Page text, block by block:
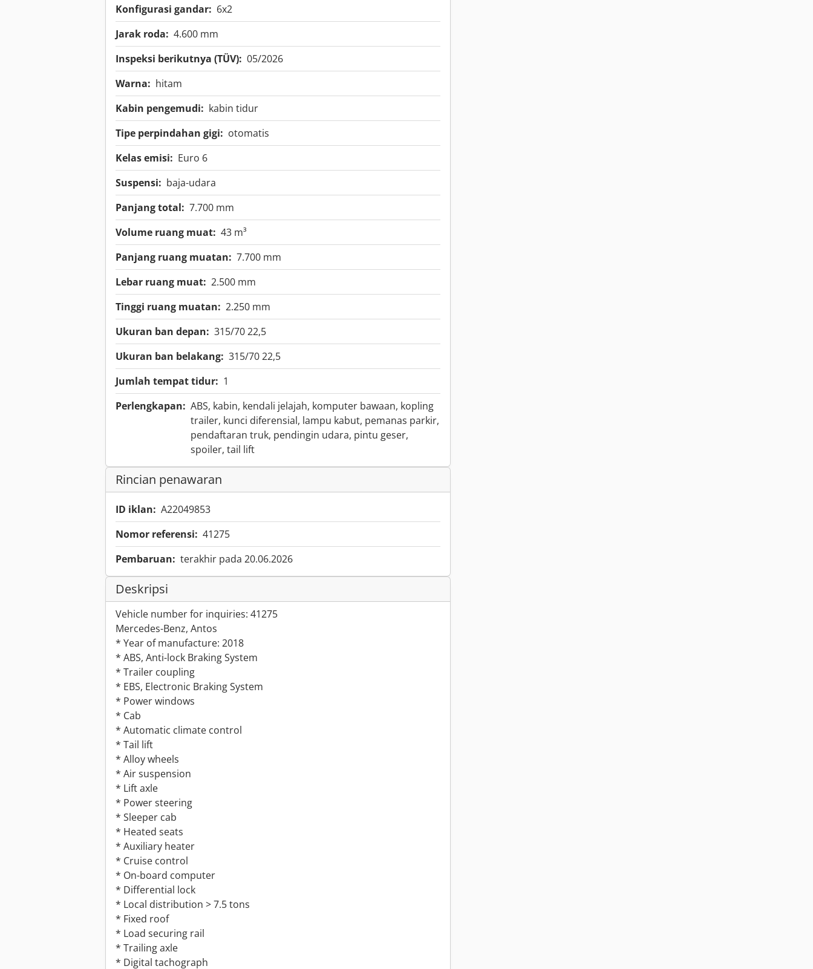
Konfigurasi gandar: 6x2
Jarak roda: 4.600 mm
Inspeksi berikutnya (TÜV): 05/2026
Warna: hitam
Kabin pengemudi: kabin tidur
Tipe perpindahan gigi: otomatis
Kelas emisi: Euro 6
Suspensi: baja-udara
Panjang total: 7.700 mm
Volume ruang muat: 43 m³
Panjang ruang muatan: 7.700 mm
Lebar ruang muat: 2.500 mm
Tinggi ruang muatan: 2.250 mm
Ukuran ban depan: 315/70 22,5
Ukuran ban belakang: 315/70 22,5
Jumlah tempat tidur: 1
Perlengkapan: ABS, kabin, kendali jelajah, komputer bawaan, kopling
trailer, kunci diferensial, lampu kabut, pemanas parkir,
pendaftaran truk, pendingin udara, pintu geser,
spoiler, tail lift
Rincian penawaran
ID iklan: A22049853
Nomor referensi: 41275
Pembaruan: terakhir pada 20.06.2026
Deskripsi
Vehicle number for inquiries: 41275
Mercedes-Benz, Antos
* Year of manufacture: 2018
* ABS, Anti-lock Braking System
* Trailer coupling
* EBS, Electronic Braking System
* Power windows
* Cab
* Automatic climate control
* Tail lift
* Alloy wheels
* Air suspension
* Lift axle
* Power steering
* Sleeper cab
* Heated seats
* Auxiliary heater
* Cruise control
* On-board computer
* Differential lock
* Local distribution > 7.5 tons
* Fixed roof
* Load securing rail
* Trailing axle
* Digital tachograph